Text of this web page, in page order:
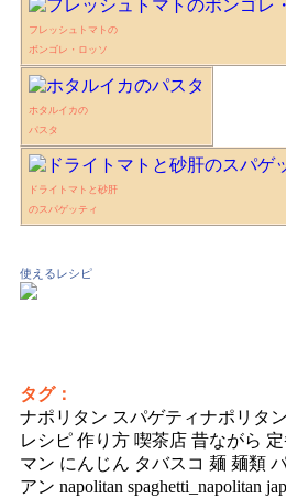
フレッシュトマトの
ボンゴレ・ロッソ
ホタルイカの
パスタ
ドライトマトと砂肝
のスパゲッティ
使えるレシピ
タグ：
ナポリタン スパゲティナポリタ
レシピ 作り方 喫茶店 昔ながら
マン にんじん タバスコ 麺 麺類
アン napolitan spaghetti_napolitan